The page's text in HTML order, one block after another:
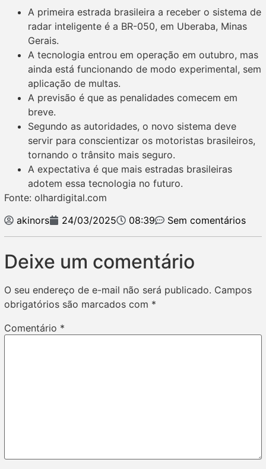
A primeira estrada brasileira a receber o sistema de
radar inteligente é a BR-050, em Uberaba, Minas
Gerais.
A tecnologia entrou em operação em outubro, mas
ainda está funcionando de modo experimental, sem
aplicação de multas.
A previsão é que as penalidades comecem em
breve.
Segundo as autoridades, o novo sistema deve
servir para conscientizar os motoristas brasileiros,
tornando o trânsito mais seguro.
A expectativa é que mais estradas brasileiras
adotem essa tecnologia no futuro.
Fonte: olhardigital.com
akinors
24/03/2025 08:39 Sem comentários
Deixe um comentário
O seu endereço de e-mail não será publicado. Campos
obrigatórios são marcados com *
Comentário *